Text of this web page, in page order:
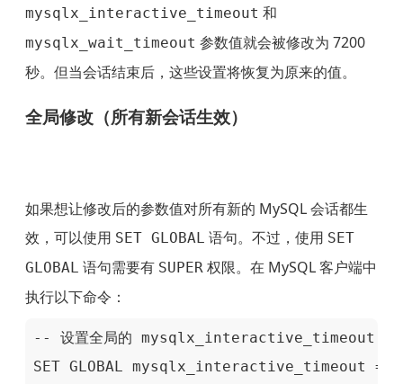
mysqlx_interactive_timeout 和
mysqlx_wait_timeout 参数值就会被修改为 7200
秒。但当会话结束后，这些设置将恢复为原来的值。
全局修改（所有新会话生效）
如果想让修改后的参数值对所有新的 MySQL 会话都生
效，可以使用 SET GLOBAL 语句。不过，使用 SET
GLOBAL 语句需要有 SUPER权限。在 MySQL 客户端中
执行以下命令：
-- 设置全局的 mysqlx_interactive_timeout 为
SET GLOBAL mysqlx_interactive_timeout =